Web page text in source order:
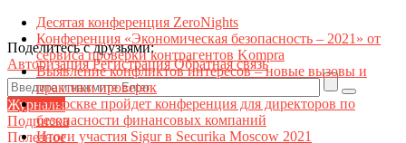
Поделитесь с друзьями:
АвторизацияРегистрацияОбратная связь
Журналы
Подписка
Полезное
Десятая конференция ZeroNights
Конференция «Экономическая безопасность – 2021» от
сервиса проверки контрагентов Kompra
Выявление конфликтов интересов – новые вызовы и
практики проверок
В Москве пройдет конференция для директоров по
безопасности финансовых компаний
Итоги участия Sigur в Securika Moscow 2021